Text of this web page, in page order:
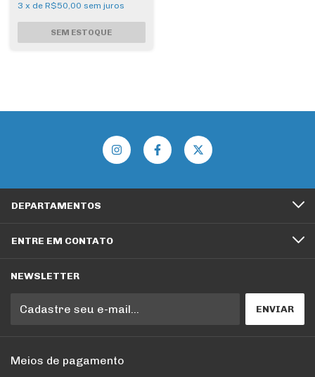
3 x de R$50,00 sem juros
DEPARTAMENTOS
ENTRE EM CONTATO
NEWSLETTER
Meios de pagamento